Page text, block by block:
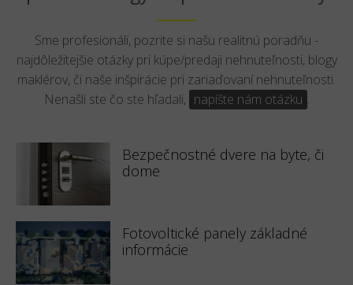
Sme profesionáli, pozrite si našu realitnú poradňu -
najdôležitejšie otázky pri kúpe/predaji nehnuteľnosti, blogy
maklérov, či naše inšpirácie pri zariaďovaní nehnuteľnosti.
Nenašli ste čo ste hľadali, napíšte nám otázku .
Bezpečnostné dvere na byte, či
dome
Fotovoltické panely základné
informácie